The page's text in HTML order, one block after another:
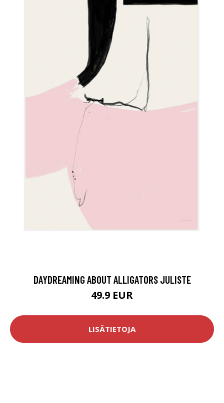
DAYDREAMING ABOUT ALLIGATORS JULISTE
49.9 EUR
LISÄTIETOJA